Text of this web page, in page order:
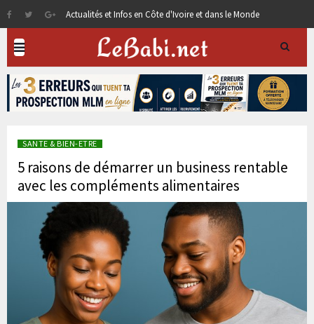
Actualités et Infos en Côte d'Ivoire et dans le Monde
SANTE & BIEN-ETRE
5 raisons de démarrer un business rentable
avec les compléments alimentaires